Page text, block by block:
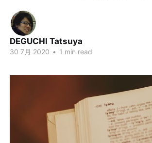
DEGUCHI Tatsuya
30 7月 2020 • 1 min read